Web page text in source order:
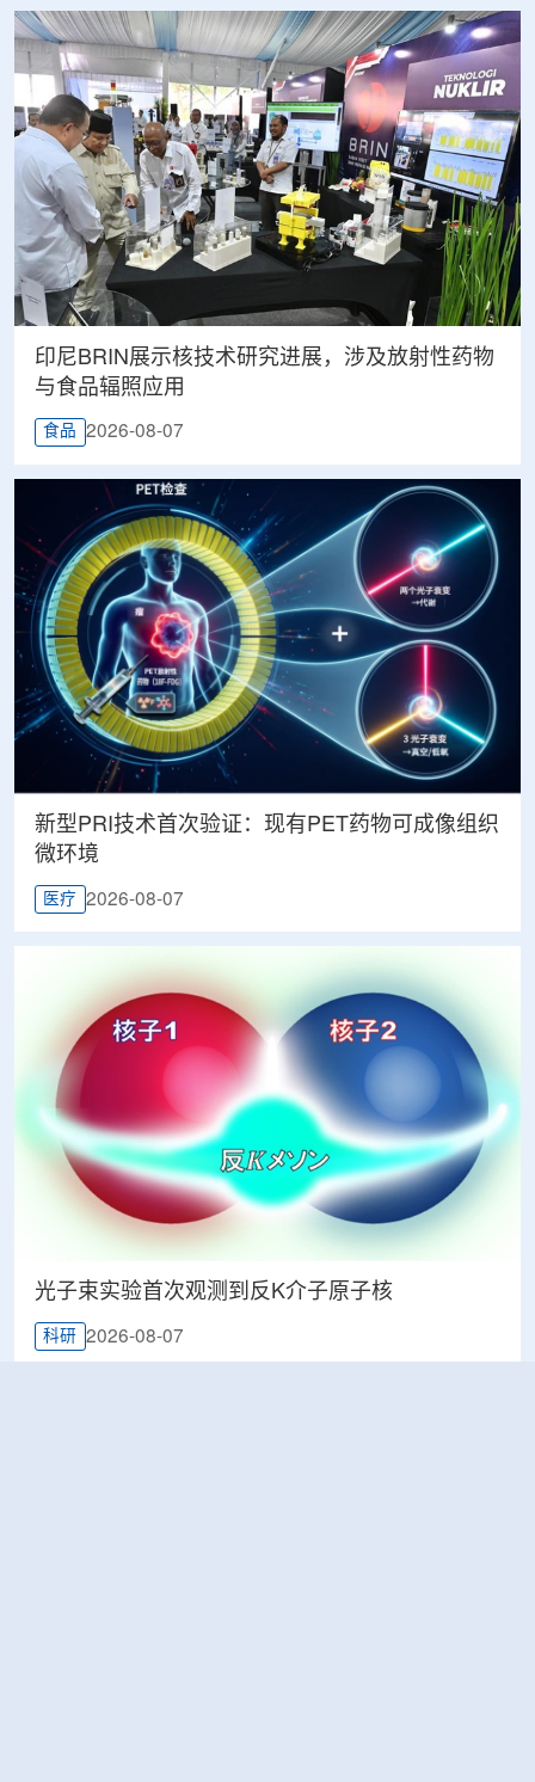
印尼BRIN展示核技术研究进展，涉及放射性药物
与食品辐照应用
食品 2026-08-07
新型PRI技术首次验证：现有PET药物可成像组织
微环境
医疗 2026-08-07
光子束实验首次观测到反K介子原子核
科研 2026-08-07